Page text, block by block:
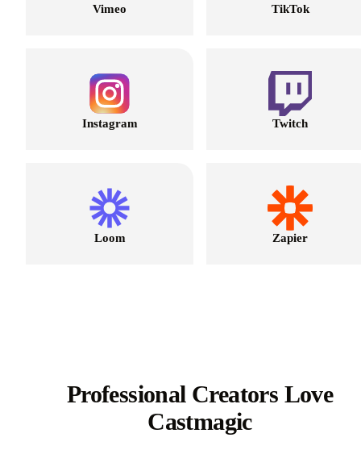
Vimeo TikTok
Instagram Twitch
Loom Zapier
Professional Creators Love
Castmagic